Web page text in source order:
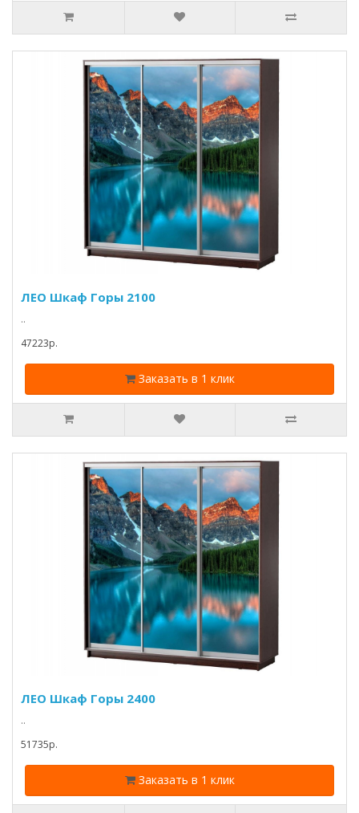
ЛЕО Шкаф Горы 2100
..
47223p.
Заказать в 1 клик
ЛЕО Шкаф Горы 2400
..
51735p.
Заказать в 1 клик